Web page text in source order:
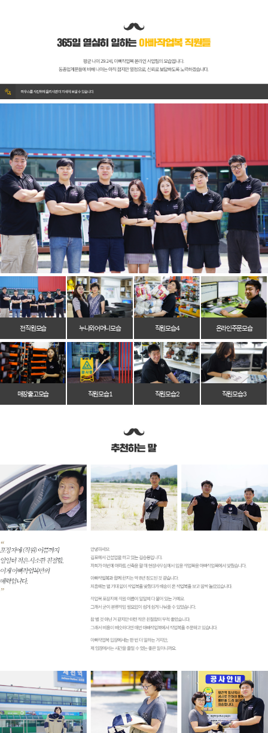
전 직원 모습 누나와 어머니 모습 직원 모습 4 온라인 주문 모습
매장 출고 모습 직원 모습 1 직원 모습 2 직원 모습 3